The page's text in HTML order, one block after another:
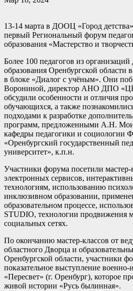
13-14 марта в ДООЦ «Город детства» г. Оренбурга состоялся
первый Региональный форум
образования «Мастерство и
Более 100 педагогов из
образования Оренбургской области
в блоке «Диалог с учёным». Они
Ворониной, директор АНО ДПО
обсудили особенности и отличия
обучающихся, а также
подходами к разработке
программ, предложенными А.Н.
кафедры педагогики и
«Оренбургский государственный
университет», к.п.н.
Участники форума посетили
электронных сервисов,
технологиям, использованию
инклюзивном образовании,
образовательном процессе,
STUDIO, технологии продвижения
социальных сетях.
По окончанию мастер-классов от
областного Дворца и
Оренбургской области, участники
показательное выступление военно-
«Пересвет» (г. Оренбург), которое
живой истории «Русь былинная».